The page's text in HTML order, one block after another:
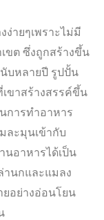
ง่ายๆเพราะไม่มี
ขต ซึ่งถูกสร้างขึ้น
บหลายปี รูปปั้น
ขาสร้างสรรค์ขึ้น
การทำอาหาร
ละมุนเข้ากับ
นอาหารได้เป็น
านกและแมลง
อย่างอ่อนโยน